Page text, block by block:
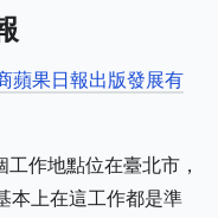
蘋果日報出版發展有
作地點位在臺北市，
本上在這工作都是準